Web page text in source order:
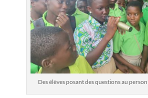
Des élèves posant des questions au